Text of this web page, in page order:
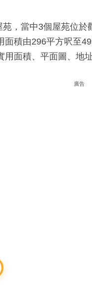
，當中3個屋苑位
面積由296平方呎至
面積、平面圖、地
廣告